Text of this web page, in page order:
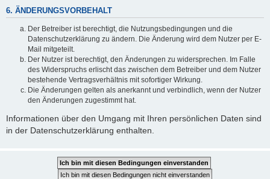
6. ÄNDERUNGSVORBEHALT
Der Betreiber ist berechtigt, die Nutzungsbedingungen und die
Datenschutzerklärung zu ändern. Die Änderung wird dem Nutzer per E-
Mail mitgeteilt.
Der Nutzer ist berechtigt, den Änderungen zu widersprechen. Im Falle
des Widerspruchs erlischt das zwischen dem Betreiber und dem Nutzer
bestehende Vertragsverhältnis mit sofortiger Wirkung.
Die Änderungen gelten als anerkannt und verbindlich, wenn der Nutzer
den Änderungen zugestimmt hat.
Informationen über den Umgang mit Ihren persönlichen Daten sind
in der Datenschutzerklärung enthalten.